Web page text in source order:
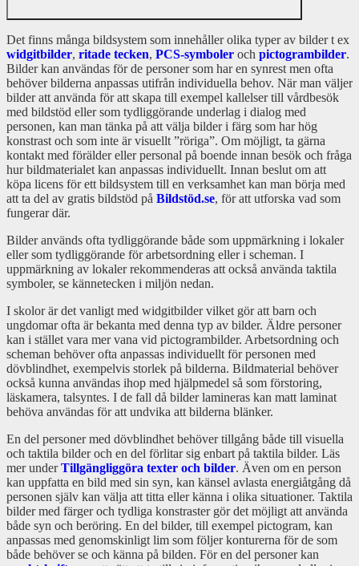
Det finns många bildsystem som innehåller olika typer av bilder t ex
widgitbilder, ritade tecken, PCS-symboler och pictogrambilder.
Bilder kan användas för de personer som har en synrest men ofta
behöver bilderna anpassas utifrån individuella behov. När man väljer
bilder att använda för att skapa till exempel kallelser till vårdbesök
med bildstöd eller som tydliggörande underlag i dialog med
personen, kan man tänka på att välja bilder i färg som har hög
konstrast och som inte är visuellt ”röriga”. Om möjligt, ta gärna
kontakt med förälder eller personal på boende innan besök och fråga
hur bildmaterialet kan anpassas individuellt. Innan beslut om att
köpa licens för ett bildsystem till en verksamhet kan man börja med
att ta del av gratis bildstöd på Bildstöd.se, för att utforska vad som
fungerar där.
Bilder används ofta tydliggörande både som uppmärkning i lokaler
eller som tydliggörande för arbetsordning eller i scheman. I
uppmärkning av lokaler rekommenderas att också använda taktila
symboler, se kännetecken i miljön nedan.
I skolor är det vanligt med widgitbilder vilket gör att barn och
ungdomar ofta är bekanta med denna typ av bilder. Äldre personer
kan i stället vara mer vana vid pictogrambilder. Arbetsordning och
scheman behöver ofta anpassas individuellt för personen med
dövblindhet, exempelvis storlek på bilderna. Bildmaterial behöver
också kunna användas ihop med hjälpmedel så som förstoring,
läskamera, talsyntes. I de fall då bilder lamineras kan matt laminat
behöva användas för att undvika att bilderna blänker.
En del personer med dövblindhet behöver tillgång både till visuella
och taktila bilder och en del förlitar sig enbart på taktila bilder. Läs
mer underTillgängliggöra texter och bilder. Även om en person
kan uppfatta en bild med sin syn, kan känsel avlasta energiåtgång då
personen själv kan välja att titta eller känna i olika situationer. Taktila
bilder med färger och tydliga konstraster gör det möjligt att använda
både syn och beröring. En del bilder, till exempel pictogram, kan
anpassas med genomskinligt lim som följer konturerna för de som
både behöver se och känna på bilden. För en del personer kan